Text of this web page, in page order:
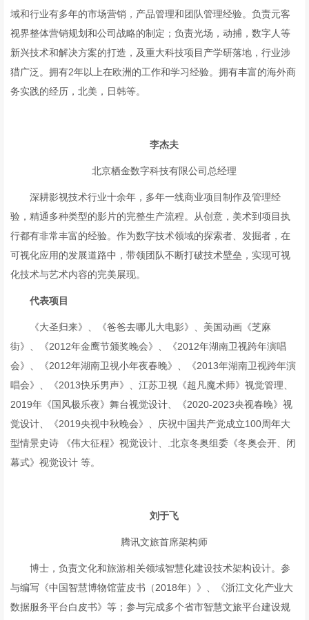
域和行业有多年的市场营销，产品管理和团队管理经验。负责元客
视界整体营销规划和公司战略的制定；负责光场，动捕，数字人等
新兴技术和解决方案的打造，及重大科技项目产学研落地，行业涉
猎广泛。拥有2年以上在欧洲的工作和学习经验。拥有丰富的海外商
务实践的经历，北美，日韩等。
李杰夫
北京栖金数字科技有限公司总经理
深耕影视技术行业十余年，多年一线商业项目制作及管理经
验，精通多种类型的影片的完整生产流程。从创意，美术到项目执
行都有非常丰富的经验。作为数字技术领域的探索者、发掘者，在
可视化应用的发展道路中，带领团队不断打破技术壁垒，实现可视
化技术与艺术内容的完美展现。
代表项目
《大圣归来》、《爸爸去哪儿大电影》、美国动画《芝麻
街》、《2012年金鹰节颁奖晚会》、《2012年湖南卫视跨年演唱
会》、《2012年湖南卫视小年夜春晚》、《2013年湖南卫视跨年演
唱会》、《2013快乐男声》、江苏卫视《超凡魔术师》视觉管理、
2019年《国风极乐夜》舞台视觉设计、《2020-2023央视春晚》视
觉设计、《2019央视中秋晚会》、庆祝中国共产党成立100周年大
型情景史诗 《伟大征程》视觉设计、.北京冬奥组委《冬奥会开、闭
幕式》视觉设计 等。
刘于飞
腾讯文旅首席架构师
博士，负责文化和旅游相关领域智慧化建设技术架构设计。参
与编写《中国智慧博物馆蓝皮书（2018年）》、《浙江文化产业大
数据服务平台白皮书》等；参与完成多个省市智慧文旅平台建设规